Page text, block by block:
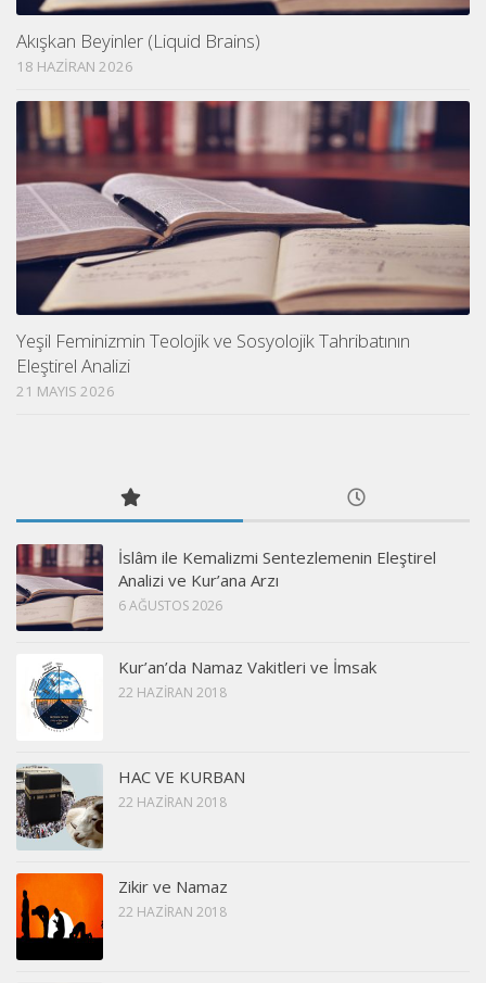
Akışkan Beyinler (Liquid Brains)
18 HAZIRAN 2026
Yeşil Feminizmin Teolojik ve Sosyolojik Tahribatının
Eleştirel Analizi
21 MAYIS 2026
İslâm ile Kemalizmi Sentezlemenin Eleştirel
Analizi ve Kur’ana Arzı
6 AĞUSTOS 2026
Kur’an’da Namaz Vakitleri ve İmsak
22 HAZIRAN 2018
HAC VE KURBAN
22 HAZIRAN 2018
Zikir ve Namaz
22 HAZIRAN 2018